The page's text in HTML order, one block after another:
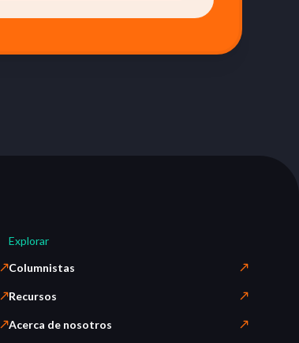
Explorar
Columnistas
Recursos
Acerca de nosotros